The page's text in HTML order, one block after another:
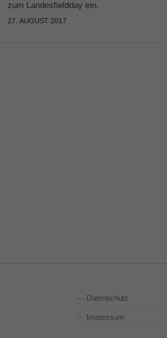
zum Landesfieldday ein.
27. AUGUST 2017
Datenschutz
Impressum